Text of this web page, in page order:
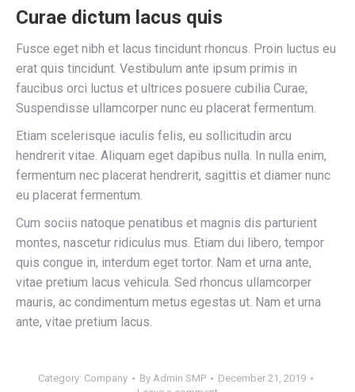
Curae dictum lacus quis
Fusce eget nibh et lacus tincidunt rhoncus. Proin luctus eu
erat quis tincidunt. Vestibulum ante ipsum primis in
faucibus orci luctus et ultrices posuere cubilia Curae;
Suspendisse ullamcorper nunc eu placerat fermentum.
Etiam scelerisque iaculis felis, eu sollicitudin arcu
hendrerit vitae. Aliquam eget dapibus nulla. In nulla enim,
fermentum nec placerat hendrerit, sagittis et diamer nunc
eu placerat fermentum.
Cum sociis natoque penatibus et magnis dis parturient
montes, nascetur ridiculus mus. Etiam dui libero, tempor
quis congue in, interdum eget tortor. Nam et urna ante,
vitae pretium lacus vehicula. Sed rhoncus ullamcorper
mauris, ac condimentum metus egestas ut. Nam et urna
ante, vitae pretium lacus.
Category: Company By Admin SMP
December 21, 2019